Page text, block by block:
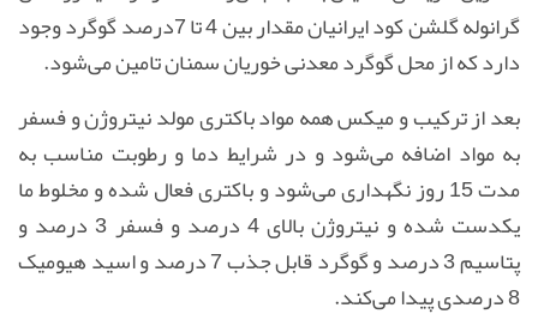
گرانوله گلشن کود ایرانیان مقدار بین 4 تا 7درصد گوگرد وجود
دارد که از محل گوگرد معدنی خوریان سمنان تامین می‌شود.
بعد از ترکیب و میکس همه مواد باکتری مولد نیتروژن و فسفر
به مواد اضافه می‌شود و در شرایط دما و رطوبت مناسب به
مدت 15 روز نگهداری می‌شود و باکتری فعال شده و مخلوط ما
یکدست شده و نیتروژن بالای 4 درصد و فسفر 3 درصد و
پتاسیم 3 درصد و گوگرد قابل جذب 7 درصد و اسید هیومیک
8 درصدی پیدا می‌کند.